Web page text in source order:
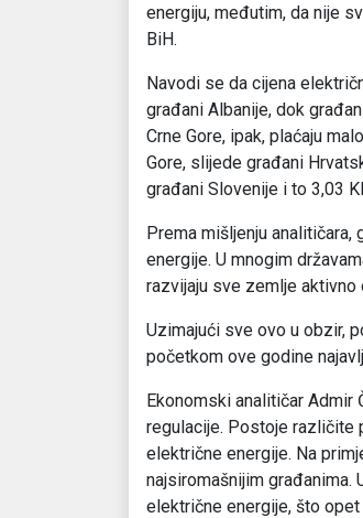
energiju, međutim, da nije
BiH.
Navodi se da cijena
građani Albanije, dok
Crne Gore, ipak, plaćaju
Gore, slijede građani
građani Slovenije i to 3,03
Prema mišljenju
energije. U mnogim
razvijaju sve zemlje
Uzimajući sve ovo u obzir,
početkom ove godine
Ekonomski analitičar Admir
regulacije. Postoje različite
električne energije. Na
najsiromašnijim građanima.
električne energije, što